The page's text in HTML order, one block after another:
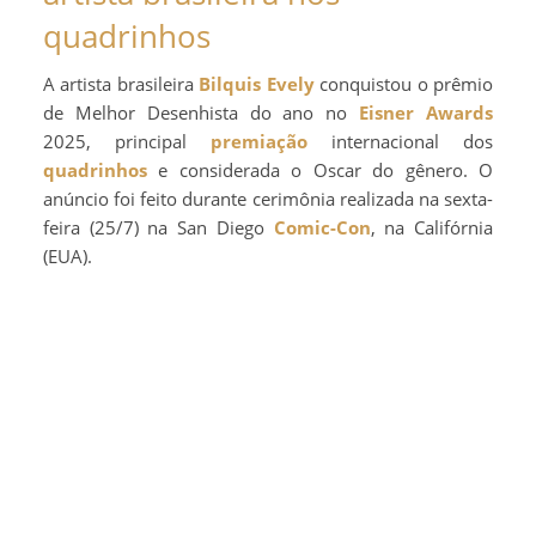
quadrinhos
A artista brasileira Bilquis Evelyconquistou o prêmio
de Melhor Desenhista do ano no Eisner Awards
2025, principal premiação internacional dos
quadrinhos e considerada o Oscar do gênero. O
anúncio foi feito durante cerimônia realizada na sexta-
feira (25/7) na San Diego Comic-Con, na Califórnia
(EUA).